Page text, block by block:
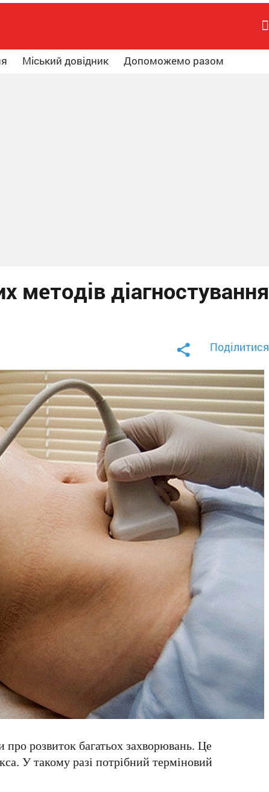
Міський довідник Допоможемо разом
діагностування
Поділитися
розвиток багатьох захворювань. Це
У такому разі потрібний терміновий